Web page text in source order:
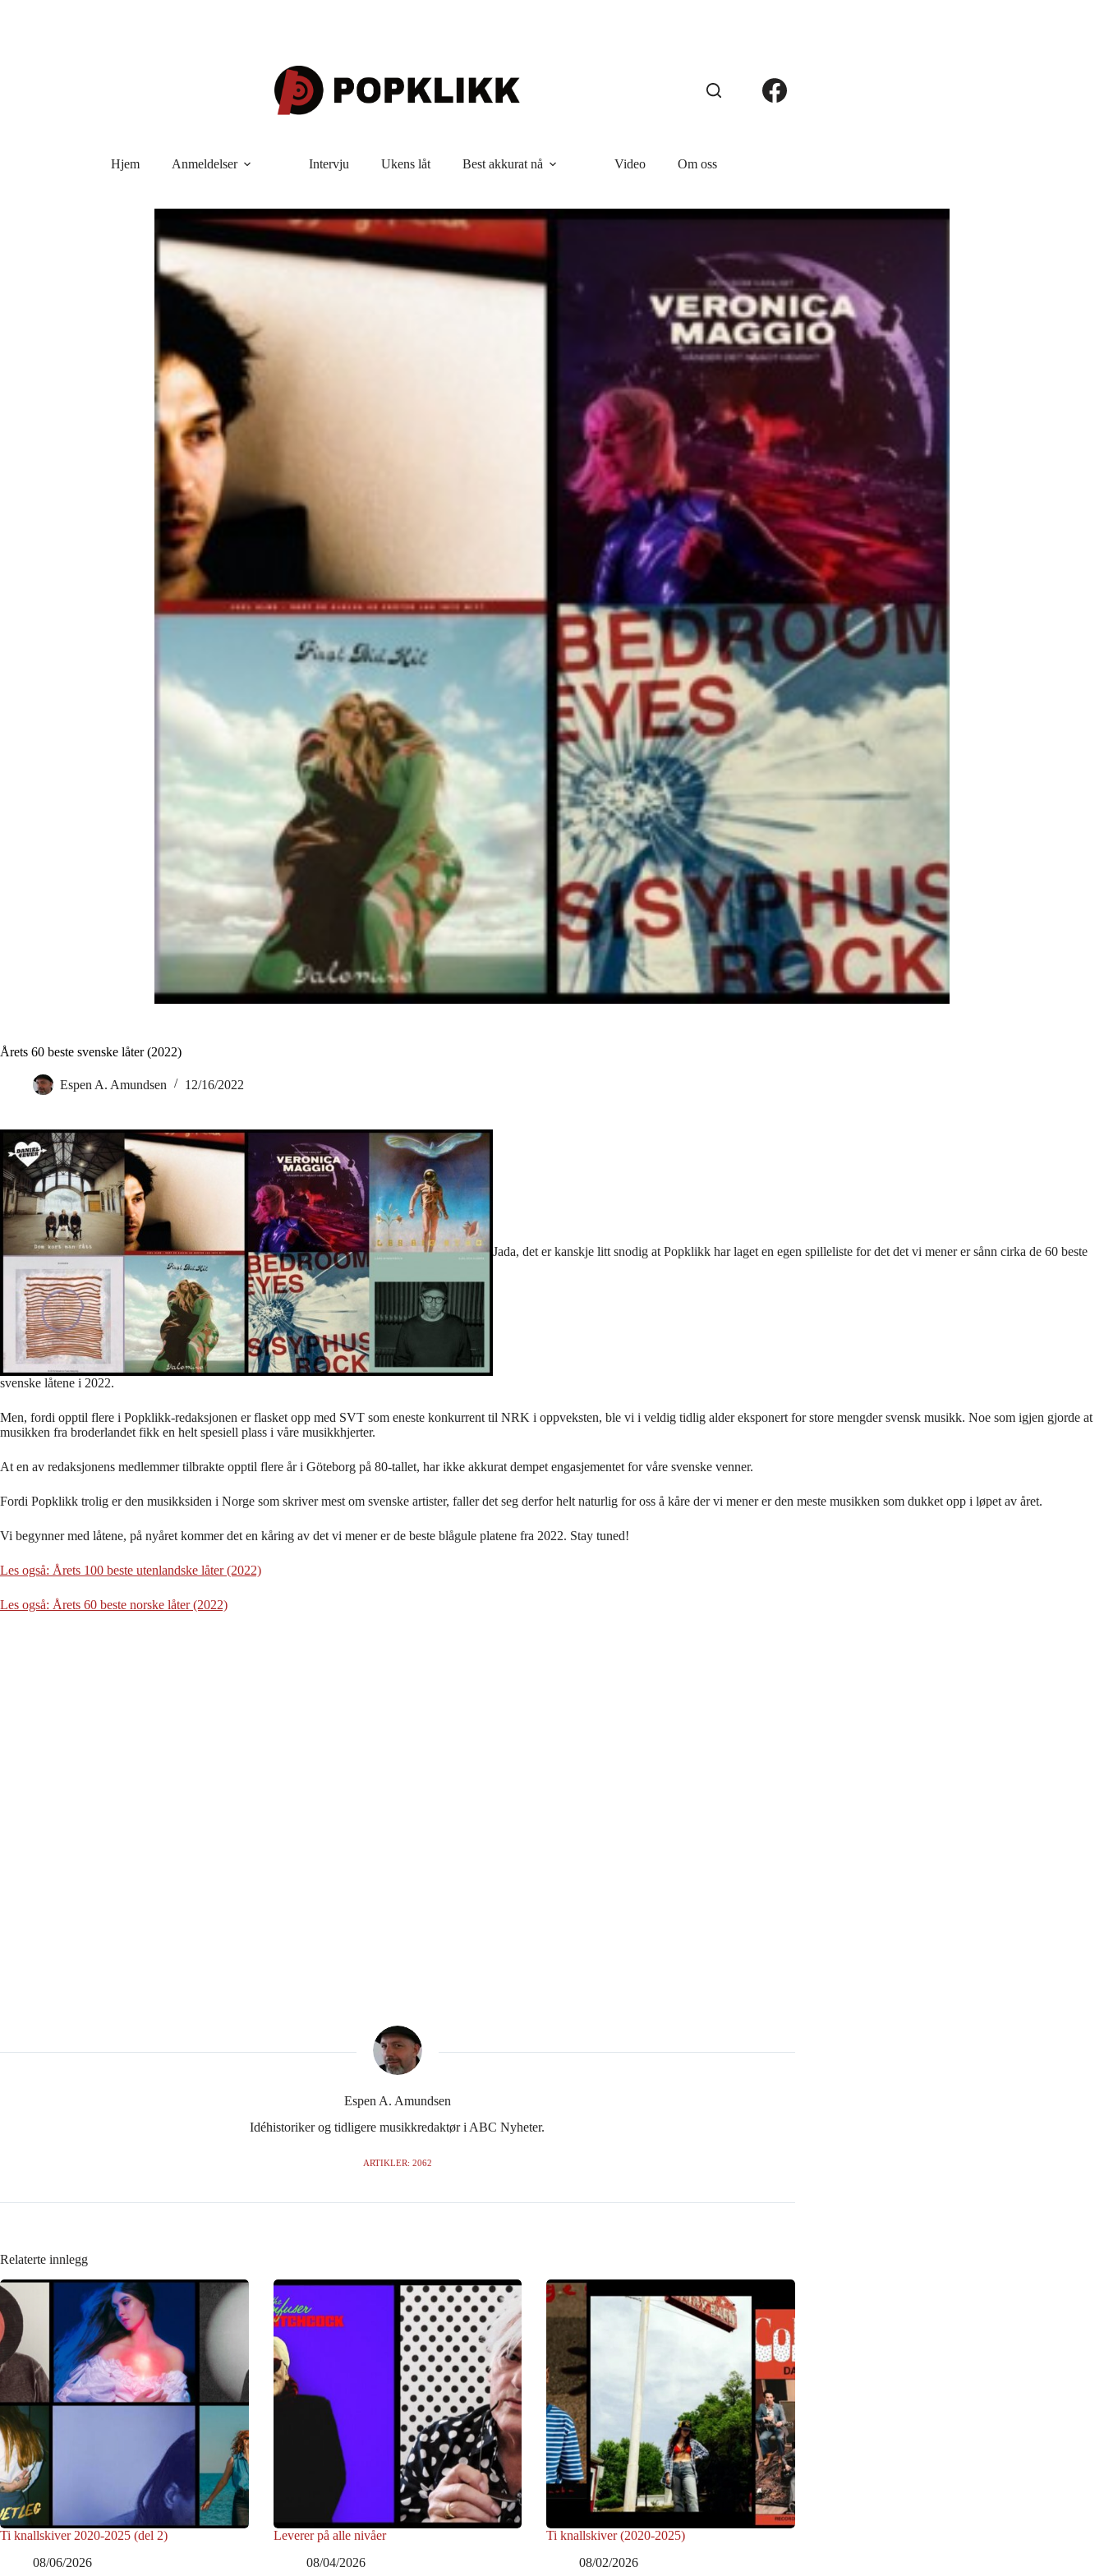
Hjem Anmeldelser Intervju Ukens låt Best akkurat nå Video Om oss
Årets 60 beste svenske låter (2022)
Espen A. Amundsen 12/16/2022
Jada, det er kanskje litt snodig at Popklikk har laget en egen spilleliste for det det vi mener er sånn cirka de 60 beste
svenske låtene i 2022.
Men, fordi opptil flere i Popklikk-redaksjonen er flasket opp med SVT som eneste konkurrent til NRK i oppveksten, ble vi i veldig tidlig alder eksponert for store mengder svensk musikk. Noe som igjen gjorde at
musikken fra broderlandet fikk en helt spesiell plass i våre musikkhjerter.
At en av redaksjonens medlemmer tilbrakte opptil flere år i Göteborg på 80-tallet, har ikke akkurat dempet engasjementet for våre svenske venner.
Fordi Popklikk trolig er den musikksiden i Norge som skriver mest om svenske artister, faller det seg derfor helt naturlig for oss å kåre der vi mener er den meste musikken som dukket opp i løpet av året.
Vi begynner med låtene, på nyåret kommer det en kåring av det vi mener er de beste blågule platene fra 2022. Stay tuned!
Les også: Årets 100 beste utenlandske låter (2022)
Les også: Årets 60 beste norske låter (2022)
Espen A. Amundsen
Idéhistoriker og tidligere musikkredaktør i ABC Nyheter.
ARTIKLER: 2062
Relaterte innlegg
Ti knallskiver 2020-2025 (del 2)
08/06/2026
Leverer på alle nivåer
08/04/2026
Ti knallskiver (2020-2025)
08/02/2026